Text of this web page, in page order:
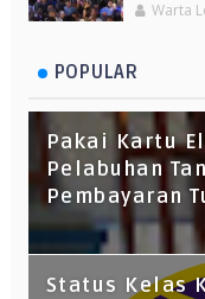
Warta
POPULAR
Pakai Kartu
Pelabuhan
Pembayaran
Status Kelas